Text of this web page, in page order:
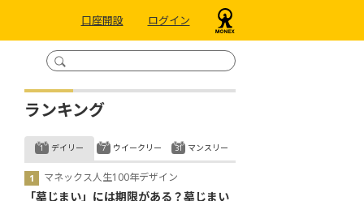
口座開設 ログイン
ランキング
デイリー
マネックス人生100年デザイン
「墓じまい」には期限がある？墓じまい
ウイークリー マンスリー